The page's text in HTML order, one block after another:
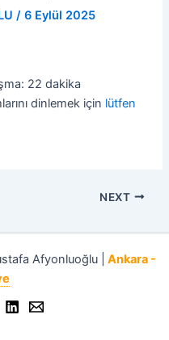
/6 Eylül 2025
22 dakika
dinlemek için lütfen
NEXT
Afyonluoğlu |
Ankara -